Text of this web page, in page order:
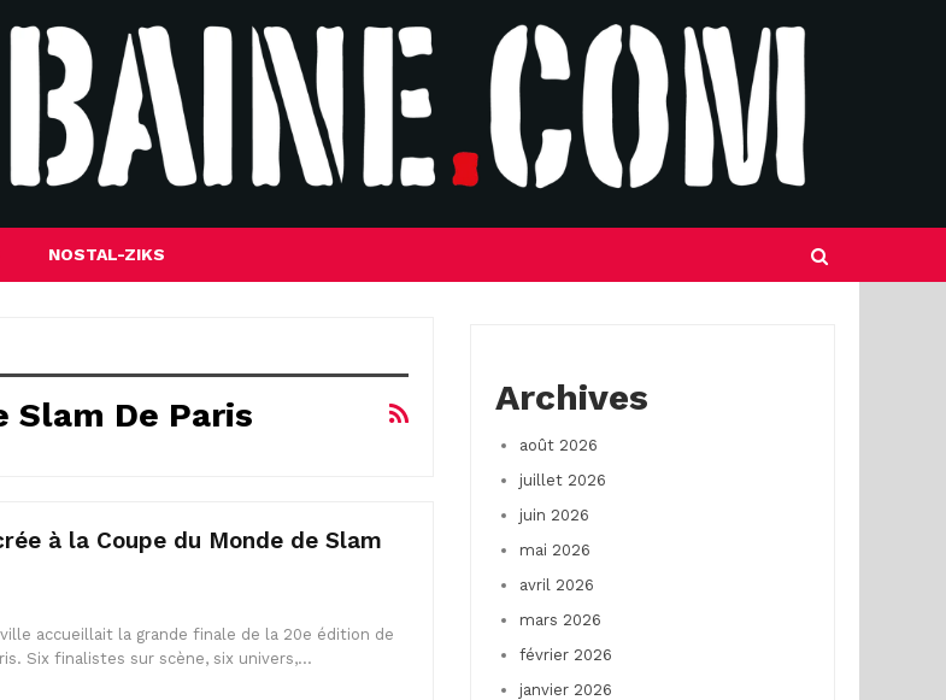
NOSTAL-ZIKS
Slam De Paris
à la Coupe du Monde de Slam
accueillait la grande finale de la 20e édition de
Six finalistes sur scène, six univers,…
Archives
août 2026
juillet 2026
juin 2026
mai 2026
avril 2026
mars 2026
février 2026
janvier 2026